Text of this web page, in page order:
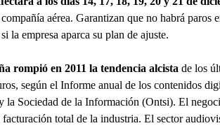
aérea. Garantizan que no habrá paros
la empresa aparca su plan de ajuste.
rompió en 2011 la tendencia alcista de los
según el Informe anual de los contenidos
la Sociedad de la Información (Ontsi). El
total de la industria. El sector